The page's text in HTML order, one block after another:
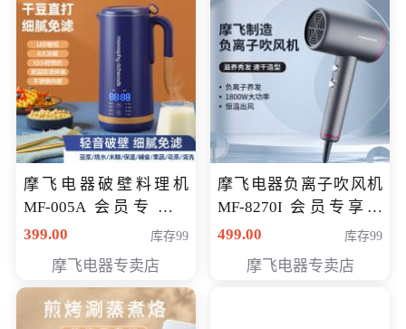
摩飞电器破壁料理机
MF-005A 会员专享价
198元
399.00 库存99
摩飞电器专卖店
摩飞电器负离子吹风机
MF-8270I 会员专享价
369元
499.00 库存99
摩飞电器专卖店